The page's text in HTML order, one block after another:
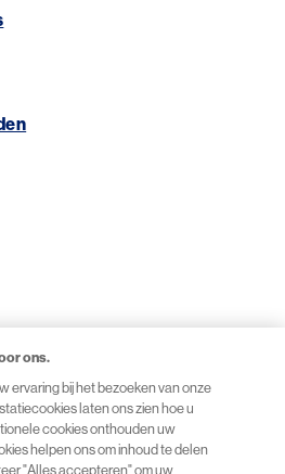
ons.
ervaring bij het bezoeken van onze
laten ons zien hoe u
cookies onthouden uw
helpen ons om inhoud te delen
"Alles accepteren" om uw